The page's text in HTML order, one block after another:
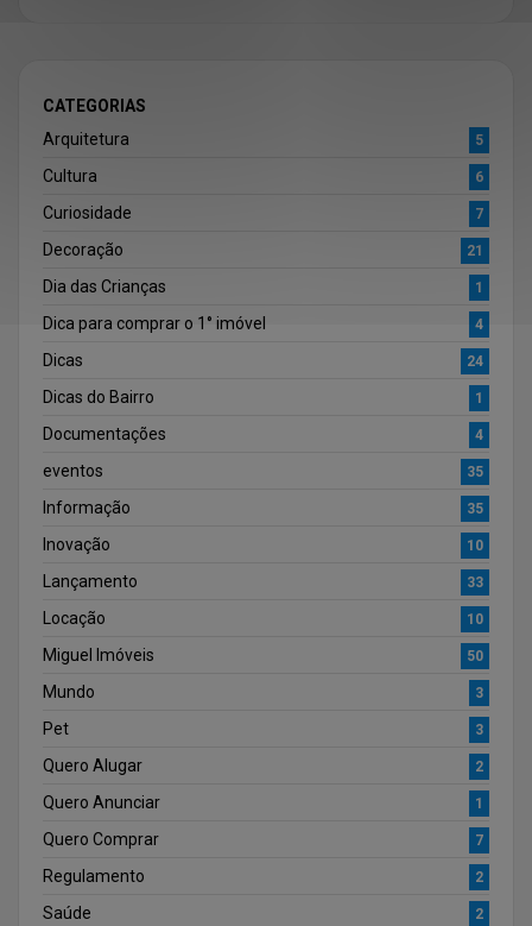
CATEGORIAS
Arquitetura
5
Cultura 6
Curiosidade 7
Decoração 21
Dia das Crianças 1
Dica para comprar o 1° imóvel 4
Dicas 24
Dicas do Bairro 1
Documentações 4
eventos 35
Informação 35
Inovação 10
Lançamento 33
Locação 10
Miguel Imóveis 50
Mundo 3
Pet 3
Quero Alugar 2
Quero Anunciar 1
Quero Comprar 7
Regulamento 2
Saúde 2